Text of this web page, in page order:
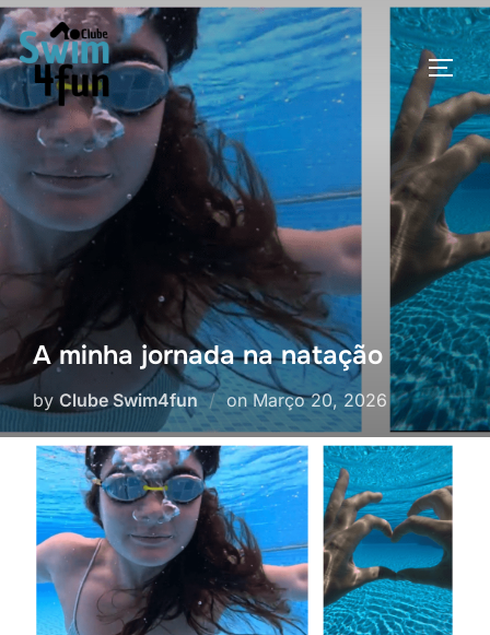
Skip
to
content
A minha jornada na natação
byClube Swim4fun on Posted
on
Março 20, 2026